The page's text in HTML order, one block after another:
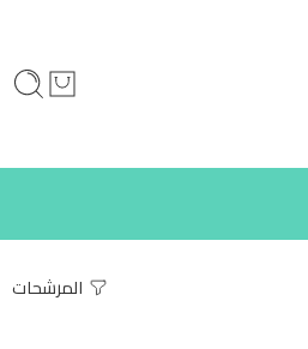
المرشحات